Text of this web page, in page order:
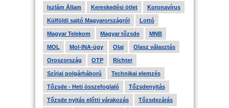
Iszlám Állam Kereskedési ötlet Koronavírus
Külföldi sajtó Magyarországról Lottó
Magyar Telekom Magyar tőzsde MNB
MOL Mol-INA-ügy Olaj Olasz választás
Oroszország OTP Richter
Szíriai polgárháború Technikai elemzés
Tőzsde - Heti összefoglaló Tőzsdenyitás
Tőzsde nyitás előtti várakozás Tőzsdezárás